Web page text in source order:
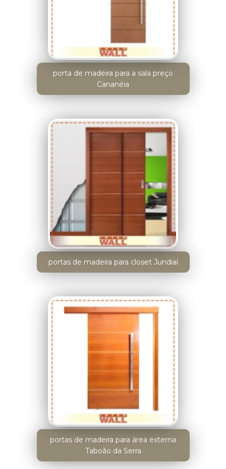
porta de madeira para a sala preço
Cananéia
portas de madeira para closet Jundiaí
portas de madeira para área externa
Taboão da Serra